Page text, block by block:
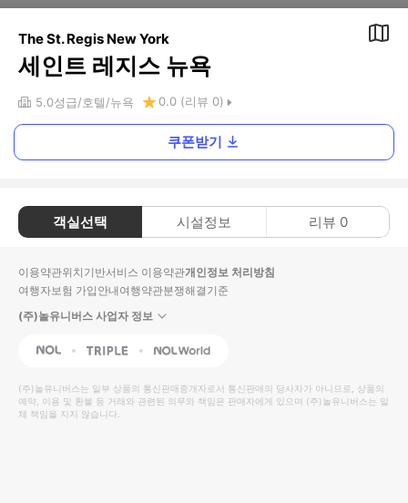
The St. Regis New York
세인트 레지스 뉴욕
5.0성급 호텔 뉴욕 0.0 (리뷰 0)
쿠폰받기
객실선택 시설정보 리뷰 0
이용약관위치기반서비스 이용약관개인정보 처리방침
여행자보험 가입안내여행약관분쟁해결기준
(주)놀유니버스 사업자 정보
NOL Triple Interpark Global
(주)놀유니버스는 일부 상품의 통신판매중개자로서 통신판매의 당사자가 아니므로, 상품의
예약, 이용 및 환불 등 거래와 관련된 의무와 책임은 판매자에게 있으며 (주)놀유니버스는 일
체 책임을 지지 않습니다.